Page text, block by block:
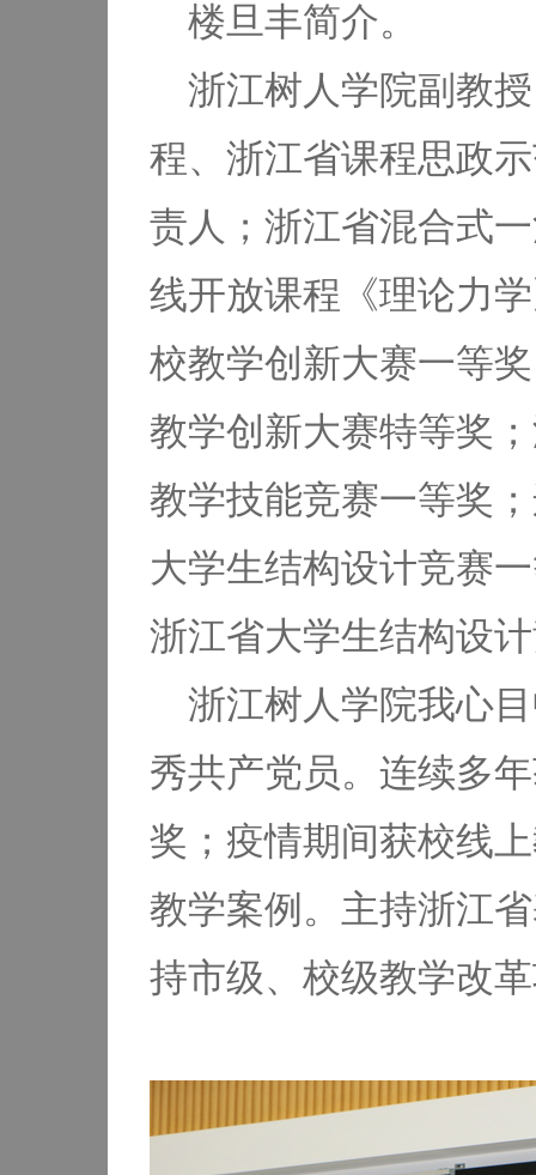
楼旦丰简介。
浙江树人学院副教
程、浙江省课程思政
责人；浙江省混合式
线开放课程《理论力
校教学创新大赛一等
教学创新大赛特等奖
教学技能竞赛一等奖
大学生结构设计竞赛
浙江省大学生结构设
浙江树人学院我心
秀共产党员。连续多
奖；疫情期间获校线
教学案例。主持浙江
持市级、校级教学改